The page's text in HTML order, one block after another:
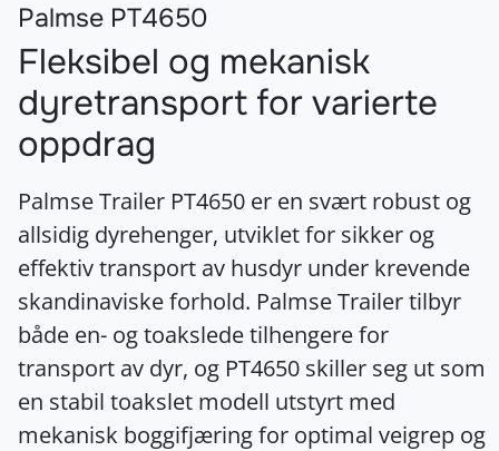
Palmse PT4650
Fleksibel og mekanisk
dyretransport for varierte
oppdrag
Palmse Trailer PT4650 er en svært robust og
allsidig dyrehenger, utviklet for sikker og
effektiv transport av husdyr under krevende
skandinaviske forhold. Palmse Trailer tilbyr
både en- og toakslede tilhengere for
transport av dyr, og PT4650 skiller seg ut som
en stabil toakslet modell utstyrt med
mekanisk boggifjæring for optimal veigrep og